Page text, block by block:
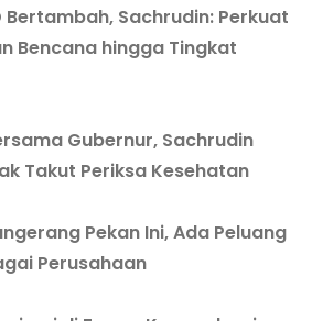
Bertambah, Sachrudin: Perkuat
Bencana hingga Tingkat
Gubernur, Sachrudin
Takut Periksa Kesehatan
Pekan Ini, Ada Peluang
Perusahaan